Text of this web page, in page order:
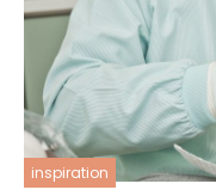
inspiration